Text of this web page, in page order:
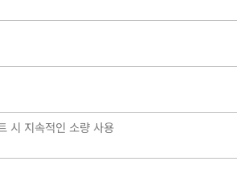
시 지속적인 소량 사용